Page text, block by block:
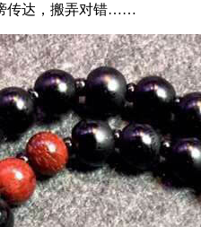
传达，搬弄对错……